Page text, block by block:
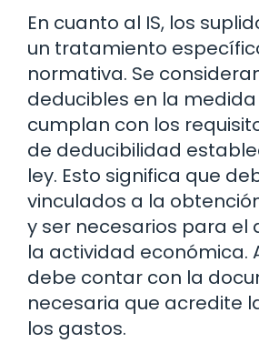
En cuanto al IS, los
un tratamiento
normativa. Se
deducibles en la
cumplan con los
de deducibilidad
ley. Esto significa que
vinculados a la
y ser necesarios para el
la actividad económica.
debe contar con la
necesaria que acredite
los gastos.